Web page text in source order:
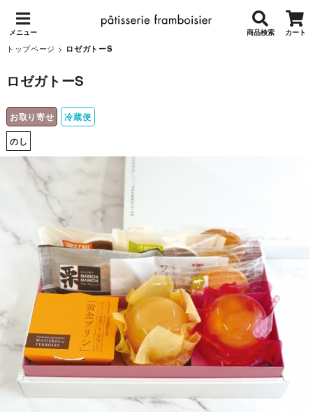
メニュー 商品検索 カート
トップページ > ロゼガトーS
ロゼガトーS
お取り寄せ
冷蔵便
のし